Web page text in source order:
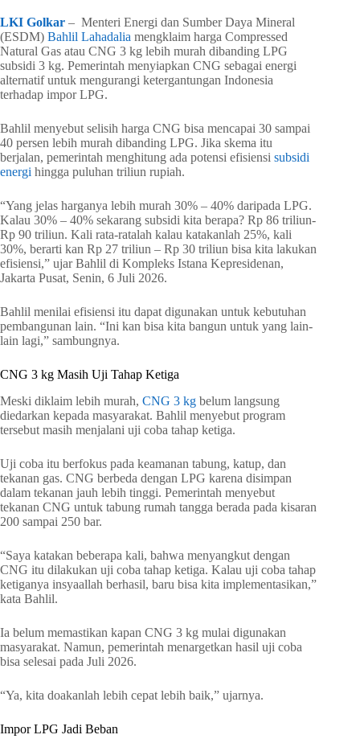
LKI Golkar – Menteri Energi dan Sumber Daya Mineral
(ESDM) Bahlil Lahadalia mengklaim harga Compressed
Natural Gas atau CNG 3 kg lebih murah dibanding LPG
subsidi 3 kg. Pemerintah menyiapkan CNG sebagai energi
alternatif untuk mengurangi ketergantungan Indonesia
terhadap impor LPG.
Bahlil menyebut selisih harga CNG bisa mencapai 30 sampai
40 persen lebih murah dibanding LPG. Jika skema itu
berjalan, pemerintah menghitung ada potensi efisiensi subsidi
energi hingga puluhan triliun rupiah.
“Yang jelas harganya lebih murah 30% – 40% daripada LPG.
Kalau 30% – 40% sekarang subsidi kita berapa? Rp 86 triliun-
Rp 90 triliun. Kali rata-ratalah kalau katakanlah 25%, kali
30%, berarti kan Rp 27 triliun – Rp 30 triliun bisa kita lakukan
efisiensi,” ujar Bahlil di Kompleks Istana Kepresidenan,
Jakarta Pusat, Senin, 6 Juli 2026.
Bahlil menilai efisiensi itu dapat digunakan untuk kebutuhan
pembangunan lain. “Ini kan bisa kita bangun untuk yang lain-
lain lagi,” sambungnya.
CNG 3 kg Masih Uji Tahap Ketiga
Meski diklaim lebih murah, CNG 3 kg belum langsung
diedarkan kepada masyarakat. Bahlil menyebut program
tersebut masih menjalani uji coba tahap ketiga.
Uji coba itu berfokus pada keamanan tabung, katup, dan
tekanan gas. CNG berbeda dengan LPG karena disimpan
dalam tekanan jauh lebih tinggi. Pemerintah menyebut
tekanan CNG untuk tabung rumah tangga berada pada kisaran
200 sampai 250 bar.
“Saya katakan beberapa kali, bahwa menyangkut dengan
CNG itu dilakukan uji coba tahap ketiga. Kalau uji coba tahap
ketiganya insyaallah berhasil, baru bisa kita implementasikan,”
kata Bahlil.
Ia belum memastikan kapan CNG 3 kg mulai digunakan
masyarakat. Namun, pemerintah menargetkan hasil uji coba
bisa selesai pada Juli 2026.
“Ya, kita doakanlah lebih cepat lebih baik,” ujarnya.
Impor LPG Jadi Beban